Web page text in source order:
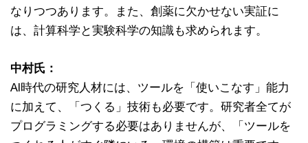
なりつつあります。また、創薬に欠かせない実証に
は、計算科学と実験科学の知識も求められます。
中村氏：
AI時代の研究人材には、ツールを「使いこなす」能力
に加えて、「つくる」技術も必要です。研究者全てが
プログラミングする必要はありませんが、「ツールを